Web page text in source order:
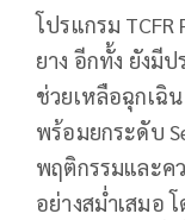
โปรแกรม
ยาง อีกทั้ง ยังมี
ช่วยเหลือฉุกเฉิ
พร้อมยกระดับ
พฤติกรรมและค
อย่างสม่ำเสมอ